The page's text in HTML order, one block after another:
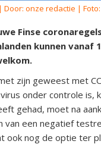
Door: onze redactie |
Finse
kunnen
zijn geweest met
onder controle is,
gehad, moet na
van een negatief
ook nog de optie ter